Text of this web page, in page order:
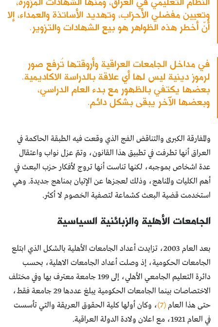
وتعيين مفضلي الأحزاب، وتهديد الأساتذة والعمداء، إلا
أنّ أخطر هذه الظواهر هو بيع الشهادات والتزوير.
في مداخل الجامعات العراقية وأروقتها تُرفع صور
لرموز دينية ليس لها أي علاقة بالدراسة الاكاديمية.
بعضها يكتفي بالظهور مع بدء العام الدراسي،
وبعضها الآخر يبقى بشكل دائم.
والمفارقة الكبرى والتناقض الفج الذي وقعت فيه الطبقة الحاكمة في
العراق أنها تطرفت في تطبيق هذا القانون، وتمّ عزل نواب واعتقال
عدة اشخاص بموجبه، لكنها تناست أنها تروج لأفكار حزب البعث في
أهم الكليات والمناهج، وذلك لعجزها عن الإتيان بمناهج جديدة. وهي
استخدمت قضية البعث كشماعة لتصفية الخصوم لا أكثر.
الجامعات الأهلية والزبائنية السياسية
بعد العام 2003، تزايدت أعداد الجامعات الأهلية بالشكل الذي ابتلع
الجامعات الحكومية، إذ وصلت أعداد الجامعات الاهلية، بحسب
دائرة التعليم الجامعي الأهلي، إلى 199 جامعة معترف بها وفي مختلف
الاختصاصات بينما الجامعات الحكومية يبلغ عددها 29 جامعة فقط،
حتى هذا العام(7)
، وكان أولها كلية الحقوق العريقة والتي تأسست
في العام 1921، مع اعلان ولادة الدولة العراقية.